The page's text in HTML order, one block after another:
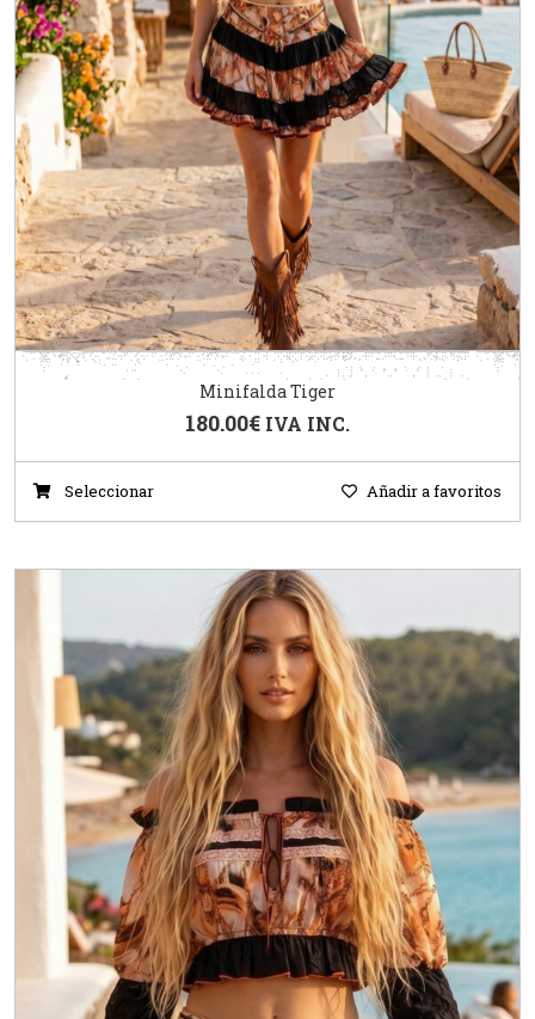
Minifalda Tiger
180.00€ IVA INC.
Seleccionar Añadir a favoritos